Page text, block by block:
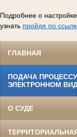
Подробнее о
узнать пройдя по
ГЛАВНАЯ
ПОДАЧА
ЭЛЕКТРОННОМ
О СУДЕ